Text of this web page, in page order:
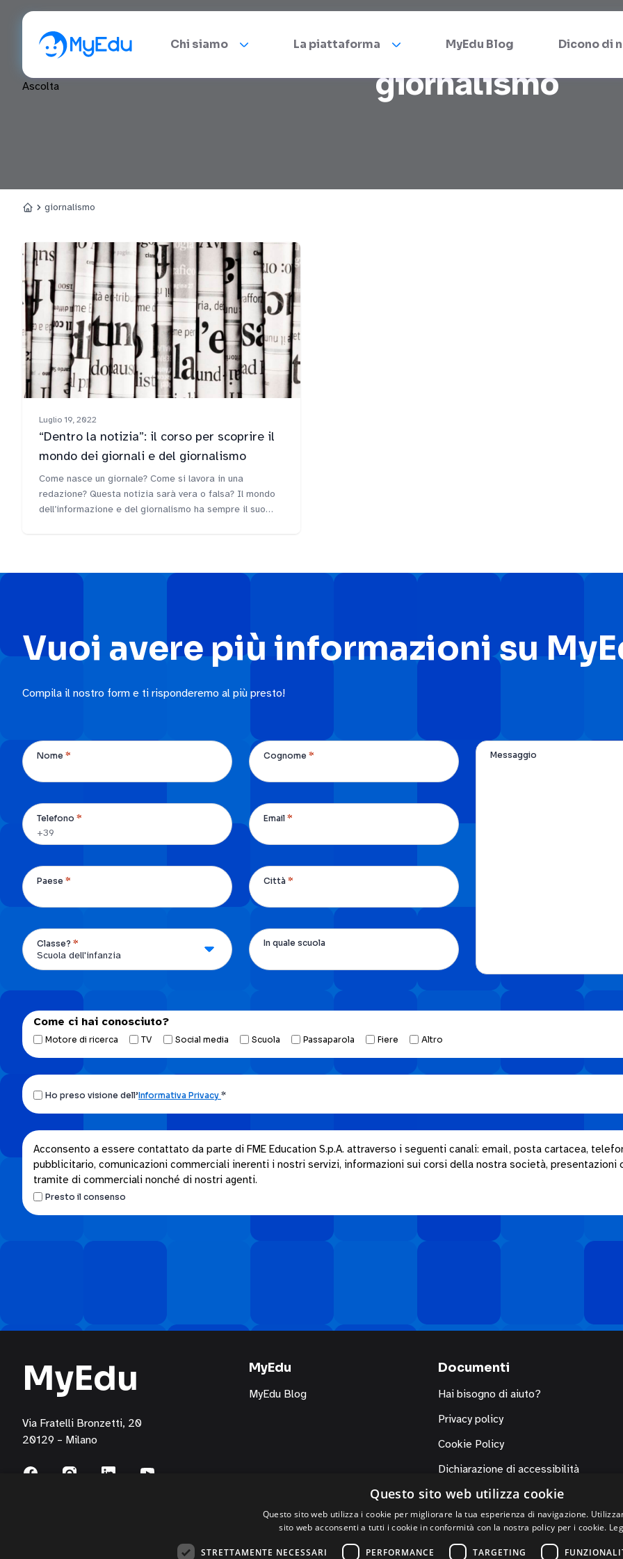
Chi siamo La piattaforma MyEdu Blog Dicono di
Ascolta giornalismo
Homegiornalismo
Luglio 19, 2022
“Dentro la notizia”: il corso per scoprire il
mondo dei giornali e del giornalismo
Come nasce un giornale? Come si lavora in una
redazione? Questa notizia sarà vera o falsa? Il mondo
dell’informazione e del giornalismo ha sempre il suo
Vuoi avere più informazioni su
Compila il nostro form e ti risponderemo al più presto!
Nome * Cognome *
Telefono * Email *
Paese * Città *
Classe? * In quale scuola
Messaggio
Come ci hai conosciuto?
Motore di ricerca TV Social media Scuola Passaparola Fiere Altro
Ho
preso
visione
dell’Informativa
privacy.
*
Ho preso visione dell’Informativa Privacy *
Acconsento
a
essere
contattato
da
attraverso
i
canali:
email,
posta
cartacea,
telefono/servizi
messaggistica
Acconsento a essere contattato da parte di FME Education S.p.A. attraverso i seguenti canali: email, posta cartacea,
pubblicitario, comunicazioni commerciali inerenti i nostri servizi, informazioni sui corsi della nostra società, presentazioni
tramite di commerciali nonché di nostri agenti.
Presto il consenso
MyEdu
Via Fratelli Bronzetti, 20
20129 – Milano
MyEdu
MyEdu Blog
Documenti
Hai bisogno di aiuto?
Privacy policy
Cookie Policy
Dichiarazione di accessibilità
Questo sito web utilizza cookie
Questo sito web utilizza i cookie per migliorare la tua esperienza di navigazione.
sito web acconsenti a tutti i cookie in conformità con la nostra policy per i cookie.
STRETTAMENTE NECESSARI PERFORMANCE TARGETING